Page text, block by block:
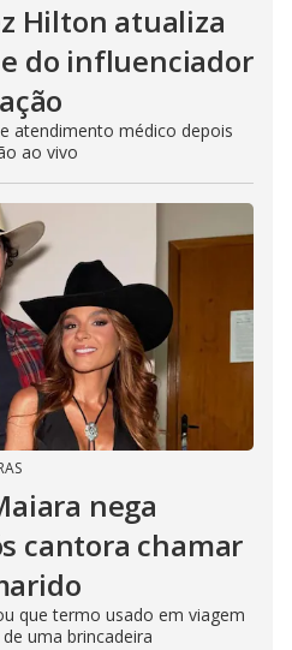
Hilton atualiza
do influenciador
atendimento médico depois
ao vivo
nega
cantora chamar
que termo usado em viagem
uma brincadeira